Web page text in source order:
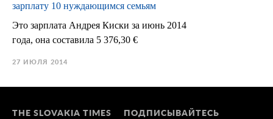
зарплату 10 нуждающимся семьям
Это зарплата Андрея Киски за июнь 2014
года, она составила 5 376,30 €
27 ИЮЛЯ 2014
THE SLOVAKIA TIMES ПОДПИСЫВАЙТЕСЬ